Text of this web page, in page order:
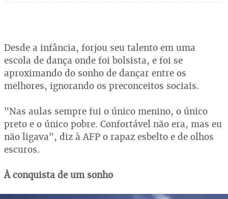
Desde a infância, forjou seu talento em uma
escola de dança onde foi bolsista, e foi se
aproximando do sonho de dançar entre os
melhores, ignorando os preconceitos sociais.
"Nas aulas sempre fui o único menino, o único
preto e o único pobre. Confortável não era, mas eu
não ligava", diz à AFP o rapaz esbelto e de olhos
escuros.
À conquista de um sonho